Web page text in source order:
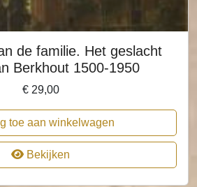
de familie. Het geslacht
Berkhout 1500-1950
€29,00
toe aan winkelwagen
Bekijken